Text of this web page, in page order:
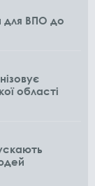
для ВПО до
області